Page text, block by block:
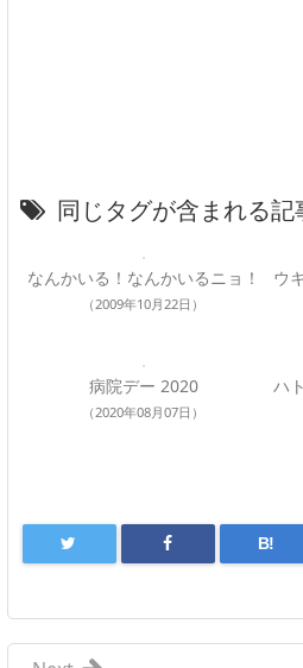
同じタグが含まれる記
なんかいる！なんかいるニョ！
（2009年10月22日）
ウ
病院デー 2020
（2020年08月07日）
ハ
B!